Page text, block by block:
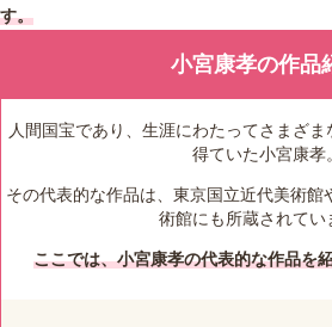
す。
小宮康孝の作品
人間国宝であり、生涯にわたってさまざ
得ていた小宮康孝。
その代表的な作品は、東京国立近代美術館
術館にも所蔵されてい
ここでは、小宮康孝の代表的な作品を